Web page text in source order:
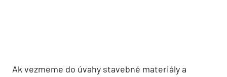
Ak vezmeme do úvahy stavebné materiály a